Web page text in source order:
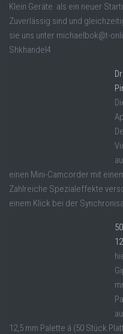
Klein Geräte als ein neuer
Zuverlässig sind und
sie uns unter michaelbok@t-
Shkhandel4
einen Mini-Camcorder mit
Zahlreiche Spezialeffekte
einem Klick bei der
12,5 mm Palette á (50 Stück